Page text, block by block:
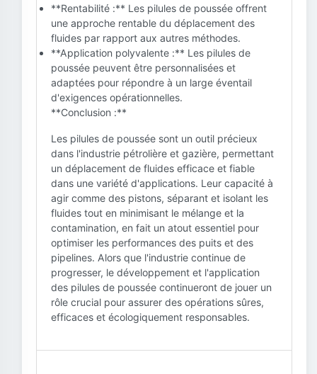
**Rentabilité :** Les pilules de poussée offrent
une approche rentable du déplacement des
fluides par rapport aux autres méthodes.
**Application polyvalente :** Les pilules de
poussée peuvent être personnalisées et
adaptées pour répondre à un large éventail
d'exigences opérationnelles.
**Conclusion :**
Les pilules de poussée sont un outil précieux
dans l'industrie pétrolière et gazière, permettant
un déplacement de fluides efficace et fiable
dans une variété d'applications. Leur capacité à
agir comme des pistons, séparant et isolant les
fluides tout en minimisant le mélange et la
contamination, en fait un atout essentiel pour
optimiser les performances des puits et des
pipelines. Alors que l'industrie continue de
progresser, le développement et l'application
des pilules de poussée continueront de jouer un
rôle crucial pour assurer des opérations sûres,
efficaces et écologiquement responsables.